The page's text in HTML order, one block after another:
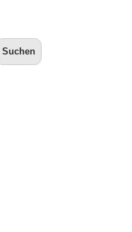
Suchen